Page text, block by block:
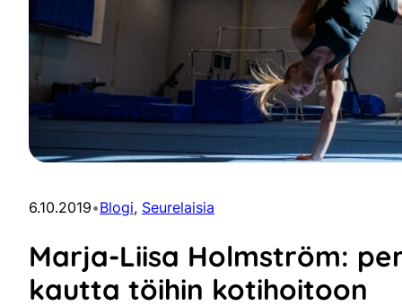
6.10.2019•Blogi, Seurelaisia
Marja-Liisa Holmström:
kautta töihin kotihoitoon